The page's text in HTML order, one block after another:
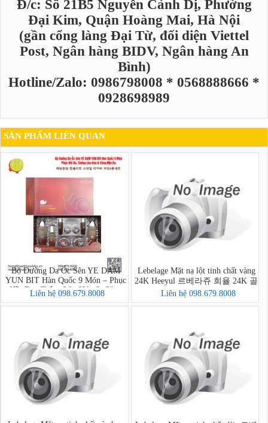
Đ/c: Số 21B5 Nguyễn Cảnh Dị, Phường
Đại Kim, Quận Hoàng Mai, Hà Nội
(gần cổng làng Đại Từ, đối diện Viettel
Post, Ngân hàng BIDV, Ngân hàng An
Bình)
Hotline/Zalo: 0986798008 * 0568888666 *
0928698989
SẢN PHẨM LIÊN QUAN
Bộ Dưỡng Da Ốc Sên YE DAM
YUN BIT Hàn Quốc 9 Món – Phục
Hồi Da, Chống Lão Hóa & Căng
Mịn Da
Liên hệ 098.679.8008
Lebelage Mặt nạ lột tinh chất vàng
24K Heeyul 르베라쥬 희율 24K 골
드 필 오프 팩
Liên hệ 098.679.8008